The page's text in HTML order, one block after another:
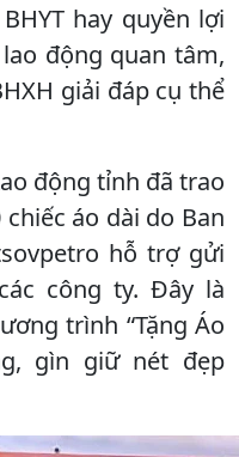
hay quyền lợi
động quan tâm,
giải đáp cụ thể
động tỉnh đã trao
áo dài do Ban
hỗ trợ gửi
công ty. Đây là
trình “Tặng Áo
gìn giữ nét đẹp